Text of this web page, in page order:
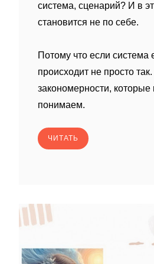
система, сценарий? И в
становится не по себе.
Потому что если система
происходит не просто
закономерности,
понимаем.
ЧИТАТЬ